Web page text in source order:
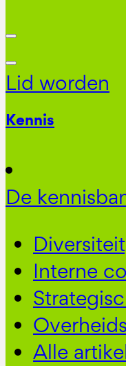
Lid worden
Kennis
De
Interne
Alle